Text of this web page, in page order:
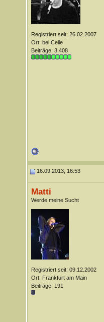
Registriert seit: 26.02.2007
Ort: bei Celle
Beiträge: 3.408
16.09.2013, 16:53
Matti
Werde meine Sucht
Registriert seit: 09.12.2002
Ort: Frankfurt am Main
Beiträge: 191